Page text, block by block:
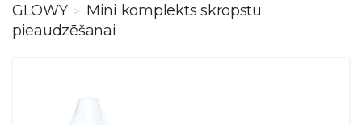
GLOWY > Mini komplekts skropstu
pieaudzēšanai